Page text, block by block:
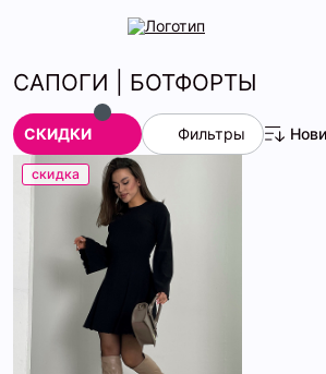
САПОГИ | БОТФОРТЫ
СКИДКИ Фильтры
скидка